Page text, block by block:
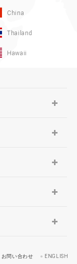
China
Thailand
Hawaii
お問い合わせ
ENGLISH